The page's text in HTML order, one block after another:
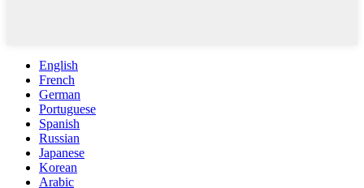
English
French
German
Portuguese
Spanish
Russian
Japanese
Korean
Arabic